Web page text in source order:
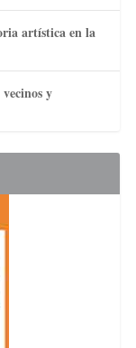
artística en la
y